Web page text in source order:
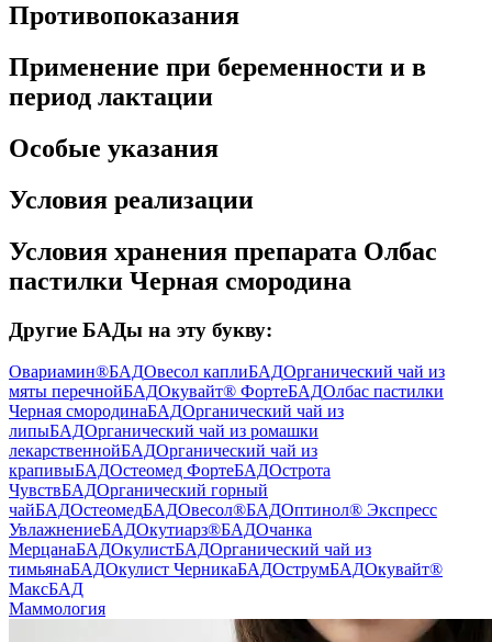
Противопоказания
Применение при беременности и в
период лактации
Особые указания
Условия реализации
Условия хранения препарата Олбас
пастилки Черная смородина
Другие БАДы на эту букву:
Овариамин®БАДОвесол каплиБАДОрганический чай из
мяты перечнойБАДОкувайт® ФортеБАДОлбас пастилки
Черная смородинаБАДОрганический чай из
липыБАДОрганический чай из ромашки
лекарственнойБАДОрганический чай из
крапивыБАДОстеомед ФортеБАДОстрота
ЧувствБАДОрганический горный
чайБАДОстеомедБАДОвесол®БАДОптинол® Экспресс
УвлажнениеБАДОкутиарз®БАДОчанка
МерцанаБАДОкулистБАДОрганический чай из
тимьянаБАДОкулист ЧерникаБАДОструмБАДОкувайт®
МаксБАД
Маммология